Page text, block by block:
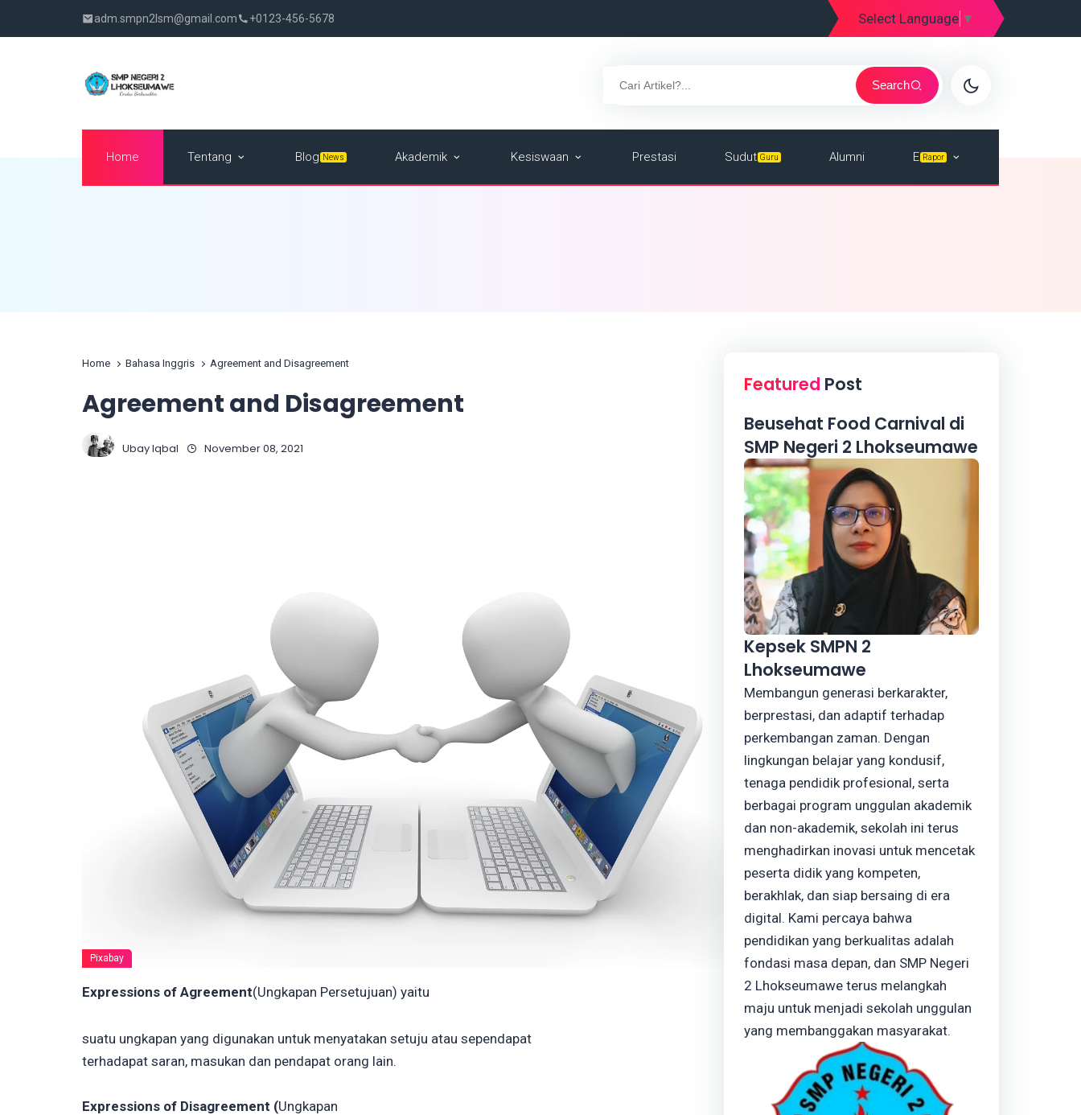
adm.smpn2lsm@gmail.com +0123-456-5678 Select Language ▼
Search
Home Tentang Blog News Akademik Kesiswaan Prestasi Sudut Guru Alumni E Rapor
Home Bahasa Inggris Agreement and Disagreement
Agreement and Disagreement
Ubay Iqbal November 08, 2021
Pixabay
Expressions of Agreement(Ungkapan Persetujuan) yaitu
suatu ungkapan yang digunakan untuk menyatakan setuju atau sependapat
terhadapat saran, masukan dan pendapat orang lain.
Expressions of Disagreement (Ungkapan
Featured Post
Beusehat Food Carnival di
SMP Negeri 2 Lhokseumawe
Kepsek SMPN 2
Lhokseumawe
Membangun generasi berkarakter,
berprestasi, dan adaptif terhadap
perkembangan zaman. Dengan
lingkungan belajar yang kondusif,
tenaga pendidik profesional, serta
berbagai program unggulan akademik
dan non-akademik, sekolah ini terus
menghadirkan inovasi untuk mencetak
peserta didik yang kompeten,
berakhlak, dan siap bersaing di era
digital. Kami percaya bahwa
pendidikan yang berkualitas adalah
fondasi masa depan, dan SMP Negeri
2 Lhokseumawe terus melangkah
maju untuk menjadi sekolah unggulan
yang membanggakan masyarakat.